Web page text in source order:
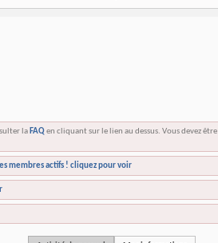
la FAQen cliquant sur le lien au dessus. Vous devez être
membres actifs ! cliquez pour voir